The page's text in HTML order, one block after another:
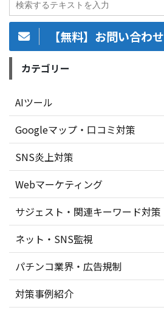
【無料】お問い合わせ
カテゴリー
AIツール
Googleマップ・口コミ対策
SNS炎上対策
Webマーケティング
サジェスト・関連キーワード対策
ネット・SNS監視
パチンコ業界・広告規制
対策事例紹介